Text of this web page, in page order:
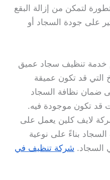
لتمكن من إزالة البقع
على جودة السجاد أو
خدمة تنظيف سجاد عميق
التي قد تكون عميقة
ضمان نظافة السجاد
قد تكون موجودة فيه.
لايف كلين يعمل على
السجاد بناءً على نوعية
السجاد. شركة تنظيف في